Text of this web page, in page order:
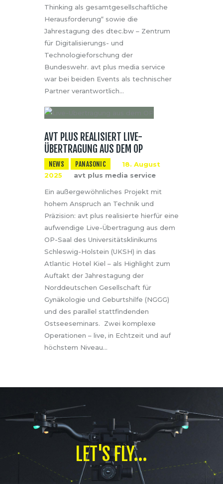
Thinking als gesamtgesellschaftliche
Herausforderung“ sowie die
Jahrestagung des dtec.bw – Zentrum
für Digitalisierungs- und
Technologieforschung der
Bundeswehr. avt plus media service
war bei beiden Events als technischer
Partner verantwortlich…
AVT PLUS REALISIERT LIVE-
ÜBERTRAGUNG AUS DEM OP
NEWS PANASONIC
18. August
2025
avt plus media service
Ein außergewöhnliches Projekt mit
hohem Anspruch an Technik und
Präzision: avt plus realisierte hierfür eine
aufwendige Live-Übertragung aus dem
OP-Saal des Universitätsklinikums
Schleswig-Holstein (UKSH) in das
Atlantic Hotel Kiel – als Highlight zum
Auftakt der Jahrestagung der
Norddeutschen Gesellschaft für
Gynäkologie und Geburtshilfe (NGGG)
und des parallel stattfindenden
Ostseeseminars. Zwei komplexe
Operationen – live, in Echtzeit und auf
höchstem Niveau…
LET'S FLY...